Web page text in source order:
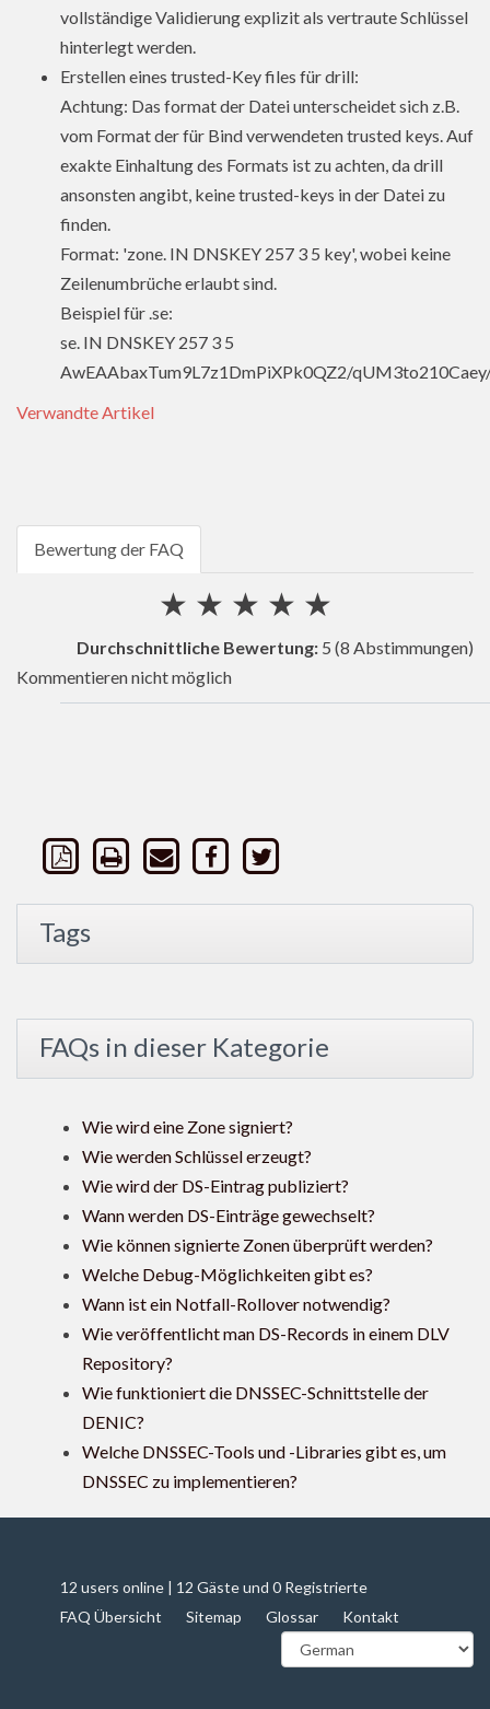
vollständige Validierung explizit als vertraute Schlüssel
hinterlegt werden.
Erstellen eines trusted-Key files für drill:
Achtung: Das format der Datei unterscheidet sich z.B.
vom Format der für Bind verwendeten trusted keys. Auf
exakte Einhaltung des Formats ist zu achten, da drill
ansonsten angibt, keine trusted-keys in der Datei zu
finden.
Format: 'zone. IN DNSKEY 257 3 5 key', wobei keine
Zeilenumbrüche erlaubt sind.
Beispiel für .se:
se. IN DNSKEY 257 3 5
AwEAAbaxTum9L7z1DmPiXPk0QZ2/
Verwandte Artikel
Bewertung der FAQ
★
★
★
★
★
Durchschnittliche Bewertung: 5 (8 Abstimmungen)
Kommentieren nicht möglich
Tags
FAQs in dieser Kategorie
Wie wird eine Zone signiert?
Wie werden Schlüssel erzeugt?
Wie wird der DS-Eintrag publiziert?
Wann werden DS-Einträge gewechselt?
Wie können signierte Zonen überprüft werden?
Welche Debug-Möglichkeiten gibt es?
Wann ist ein Notfall-Rollover notwendig?
Wie veröffentlicht man DS-Records in einem DLV
Repository?
Wie funktioniert die DNSSEC-Schnittstelle der
DENIC?
Welche DNSSEC-Tools und -Libraries gibt es, um
DNSSEC zu implementieren?
12 users online | 12 Gäste und 0 Registrierte
FAQ Übersicht
Sitemap Glossar Kontakt